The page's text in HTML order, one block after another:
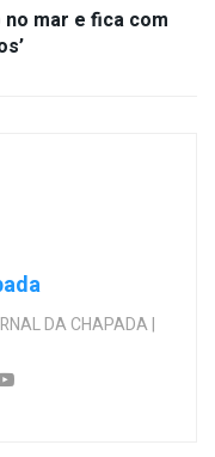
mar e fica com
DA CHAPADA |